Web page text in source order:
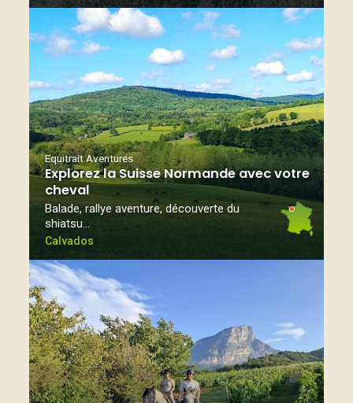
Equitrait Aventures
Explorez la Suisse Normande avec votre
cheval
Balade, rallye aventure, découverte du
shiatsu…
Calvados